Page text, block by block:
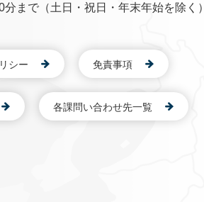
まで（土日・祝日・年末年始を除く）
シー 免責事項
各課問い合わせ先一覧